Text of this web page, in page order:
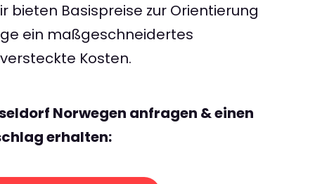
bieten Basispreise zur Orientierung
ein maßgeschneidertes
Kosten.
Norwegen anfragen & einen
erhalten: